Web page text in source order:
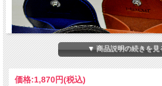
▼ 商品説明の続きを
価格:1,870円(税込)